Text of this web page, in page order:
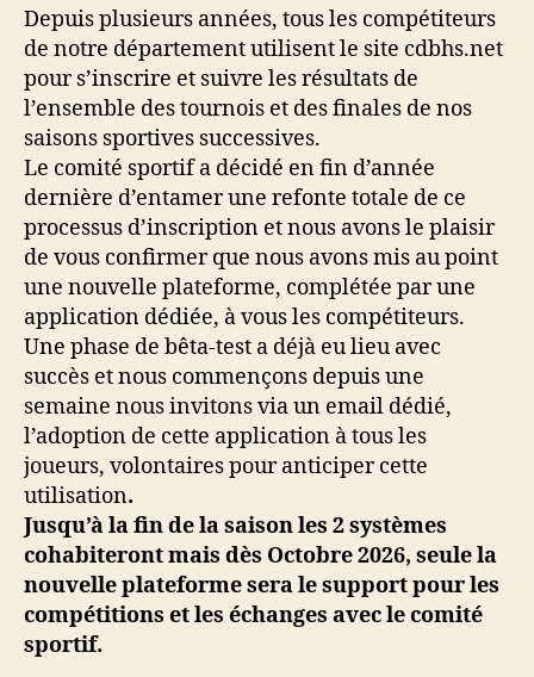
CDBHS
Depuis plusieurs années, tous les compétiteurs
de notre département utilisent le site cdbhs.net
pour s’inscrire et suivre les résultats de
l’ensemble des tournois et des finales de nos
saisons sportives successives.
Le comité sportif a décidé en fin d’année
dernière d’entamer une refonte totale de ce
processus d’inscription et nous avons le plaisir
de vous confirmer que nous avons mis au point
une nouvelle plateforme, complétée par une
application dédiée, à vous les compétiteurs.
Une phase de bêta-test a déjà eu lieu avec
succès et nous commençons depuis une
semaine nous invitons via un email dédié,
l’adoption de cette application à tous les
joueurs, volontaires pour anticiper cette
utilisation.
Jusqu’à la fin de la saison les 2 systèmes
cohabiteront mais dès Octobre 2026, seule la
nouvelle plateforme sera le support pour les
compétitions et les échanges avec le comité
sportif.